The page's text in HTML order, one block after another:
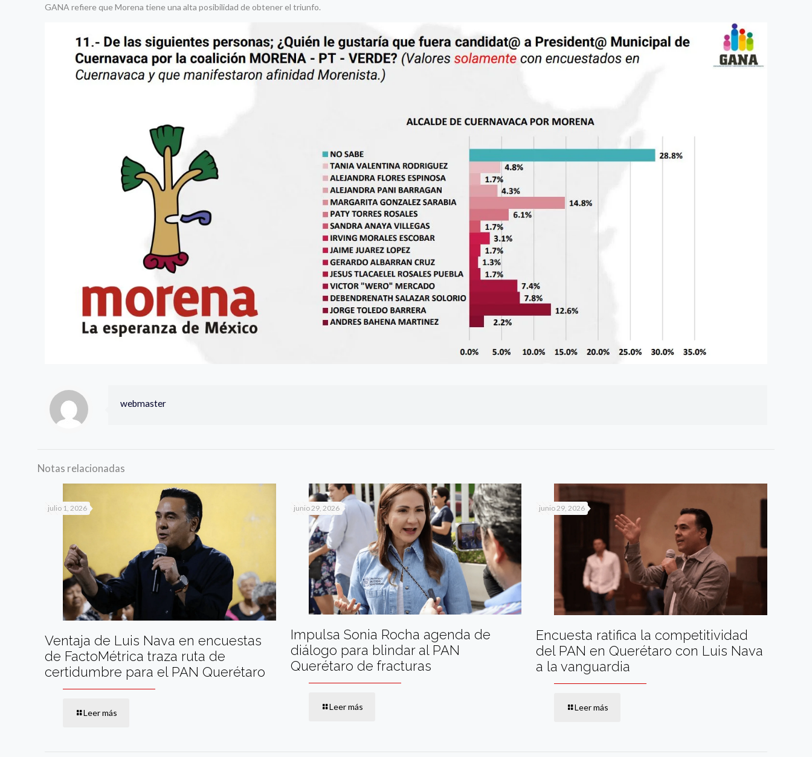
GANA refiere que Morena tiene una alta posibilidad de obtener el triunfo.
webmaster
Notas relacionadas
julio 1, 2026
Ventaja de Luis Nava en encuestas
de FactoMétrica traza ruta de
certidumbre para el PAN Querétaro
Leer más
junio 29, 2026
Impulsa Sonia Rocha agenda de
diálogo para blindar al PAN
Querétaro de fracturas
Leer más
junio 29, 2026
Encuesta ratifica la competitividad
del PAN en Querétaro con Luis Nava
a la vanguardia
Leer más